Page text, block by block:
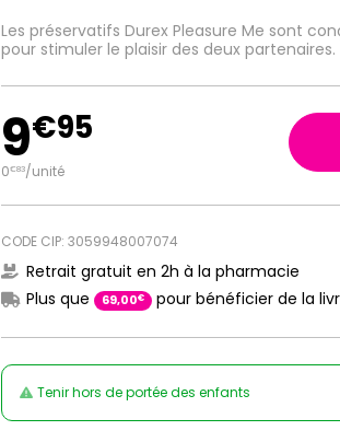
Les préservatifs Durex Pleasure Me sont
pour stimuler le plaisir des deux partenaires.
9€95
0€83/unité
CODE CIP: 3059948007074
Retrait gratuit en 2h à la pharmacie
Plus que
69,00€ pour bénéficier de la
Tenir hors de portée des enfants